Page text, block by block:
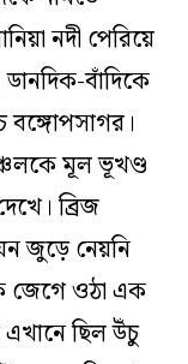
নদী পেরিয়ে
বাঁদিকে
বঙ্গোপসাগর।
মূল ভূখণ্ড
ব্রিজ
জুড়ে নেয়নি
জেগে ওঠা এক
ছিল উঁচু